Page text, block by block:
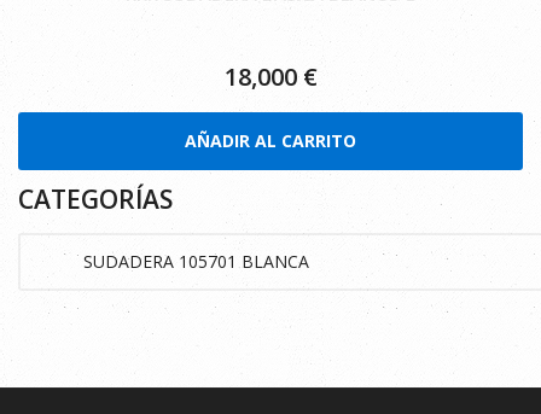
18,000€
AÑADIR AL CARRITO
CATEGORÍAS